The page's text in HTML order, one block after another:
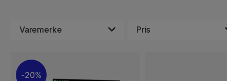
Varemerke Pris
20%